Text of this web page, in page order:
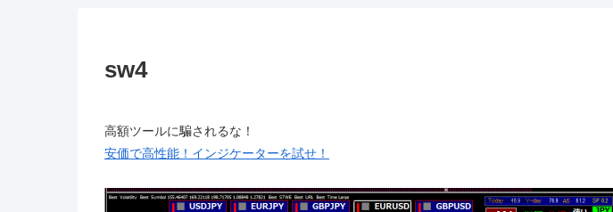
sw4
高額ツールに騙されるな！
安価で高性能！インジケーターを試せ！